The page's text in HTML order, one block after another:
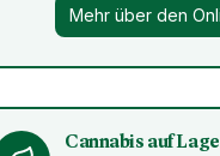
Mehr über den
Cannabis auf